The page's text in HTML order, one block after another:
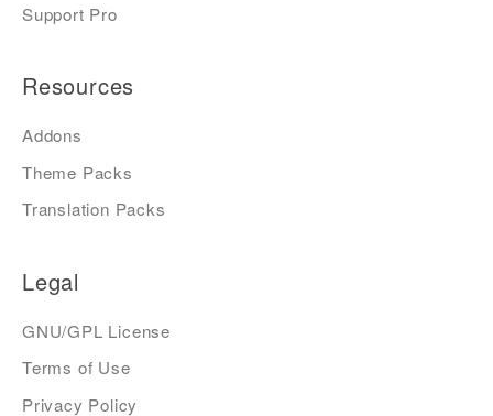
Support Pro
Resources
Addons
Theme Packs
Translation Packs
Legal
GNU/GPL License
Terms of Use
Privacy Policy